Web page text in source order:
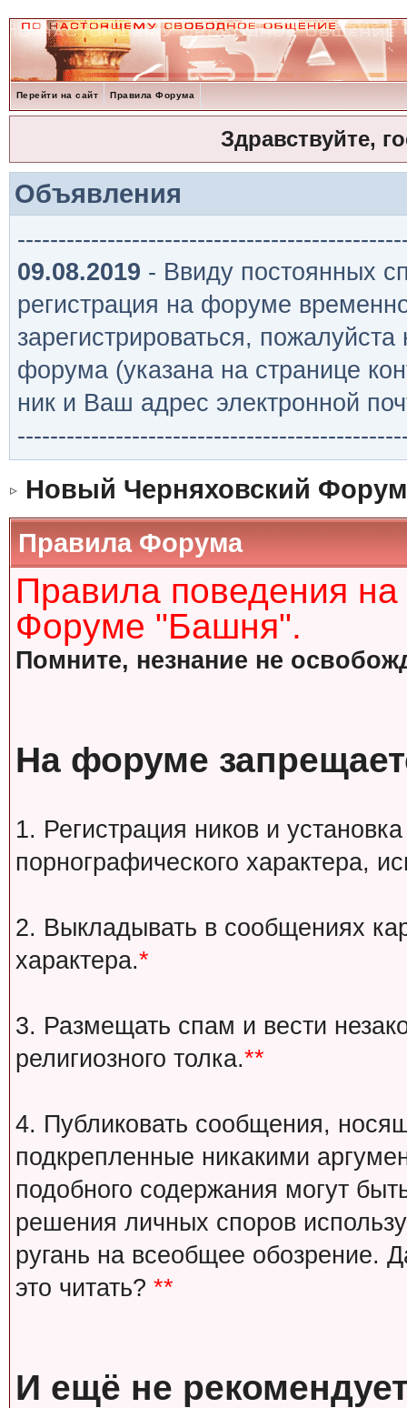
Перейти на сайт Правила Форума
Здравствуйте,
Объявления
09.08.2019 - Ввиду постоянных
регистрация на форуме
зарегистрироваться,
форума (указана на странице
ник и Ваш адрес электронной
Новый Черняховский Форум
Правила Форума
Правила поведения
Форуме "Башня".
Помните, незнание не
На форуме
1. Регистрация ников и
порнографического характера,
2. Выкладывать в сообщениях
характера.*
3. Размещать спам и вести
религиозного толка.**
4. Публиковать сообщения,
подкрепленные никакими
подобного содержания могут
решения личных споров
ругань на всеобщее обозрение.
это читать? **
И ещё не